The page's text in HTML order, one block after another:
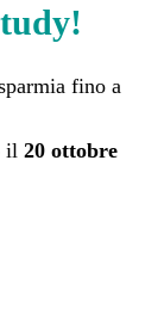
fino a
il 20 ottobre